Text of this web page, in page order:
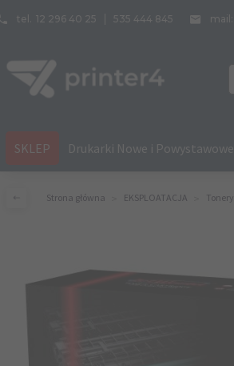
tel. 12 296 40 25 535 444 845 mail:
SKLEP Drukarki Nowe i Powystawowe
Strona główna EKSPLOATACJA Tonery